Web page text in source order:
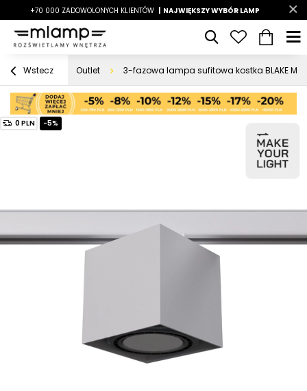
-7% LATO7
+70 000 ZADOWOLONYCH KLIENTÓW | NAJWIĘKSZY WYBÓR LAMP
| |
Wstecz Outlet 3-fazowa lampa sufitowa kostka BLAKE
0 PLN -5%